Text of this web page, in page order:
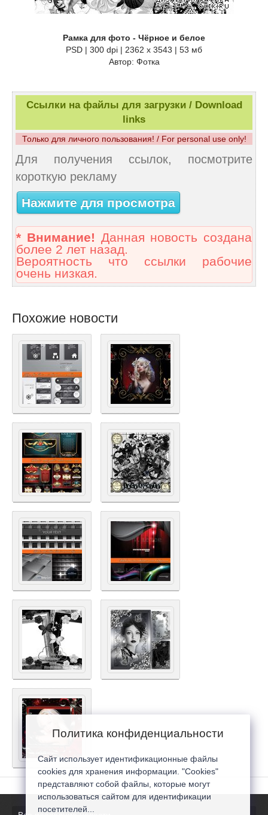
Рамка для фото - Чёрное и белое
PSD | 300 dpi | 2362 x 3543 | 53 мб
Автор: Фотка
Ссылки на файлы для загрузки / Download
links
Только для личного пользования! / For personal use only!
Для получения ссылок, посмотрите
короткую рекламу
Нажмите для просмотра
* Внимание! Данная новость создана
более 2 лет назад.
Вероятность что ссылки рабочие
очень низкая.
Похожие новости
Политика конфиденциальности
Сайт использует идентификационные файлы
cookies для хранения информации. "Cookies"
представляют собой файлы, которые могут
использоваться сайтом для идентификации
посетителей...